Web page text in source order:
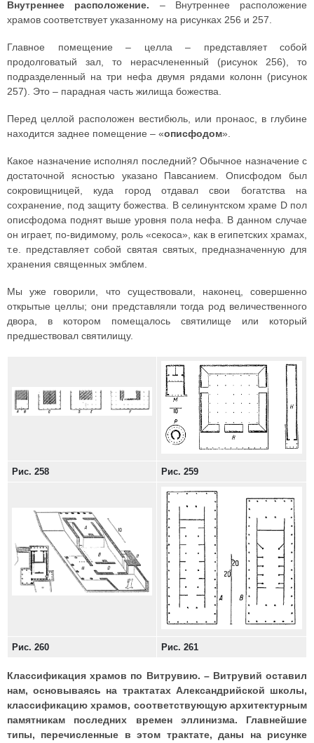
Внутреннее расположение. – Внутреннее расположение
храмов соответствует указанному на рисунках 256 и 257.
Главное помещение – целла – представляет собой
продолговатый зал, то нерасчлененный (рисунок 256), то
подразделенный на три нефа двумя рядами колонн (рисунок
257). Это – парадная часть жилища божества.
Перед целлой расположен вестибюль, или пронаос, в глубине
находится заднее помещение – «описфодом».
Какое назначение исполнял последний? Обычное назначение с
достаточной ясностью указано Павсанием. Описфодом был
сокровищницей, куда город отдавал свои богатства на
сохранение, под защиту божества. В селинунтском храме D пол
описфодома поднят выше уровня пола нефа. В данном случае
он играет, по-видимому, роль «секоса», как в египетских храмах,
т.е. представляет собой святая святых, предназначенную для
хранения священных эмблем.
Мы уже говорили, что существовали, наконец, совершенно
открытые целлы; они представляли тогда род величественного
двора, в котором помещалось святилище или который
предшествовал святилищу.
Рис. 258 Рис. 259
Рис. 260 Рис. 261
Классификация храмов по Витрувию. – Витрувий оставил
нам, основываясь на трактатах Александрийской школы,
классификацию храмов, соответствующую архитектурным
памятникам последних времен эллинизма. Главнейшие
типы, перечисленные в этом трактате, даны на рисунке